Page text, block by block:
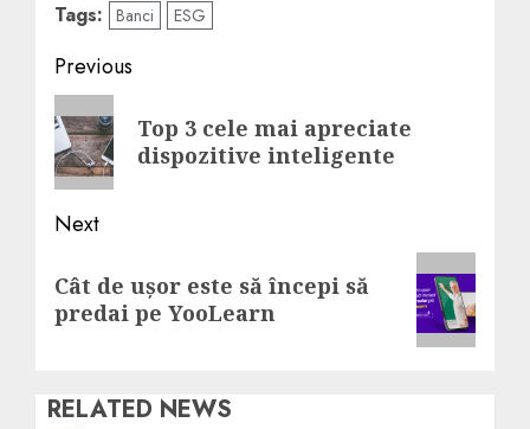
Tags: Banci ESG
Post
navigation
Previous
Previous
post:
Top 3 cele mai apreciate
dispozitive inteligente
Next
post:
Cât de ușor este să începi să
predai pe YooLearn
RELATED NEWS